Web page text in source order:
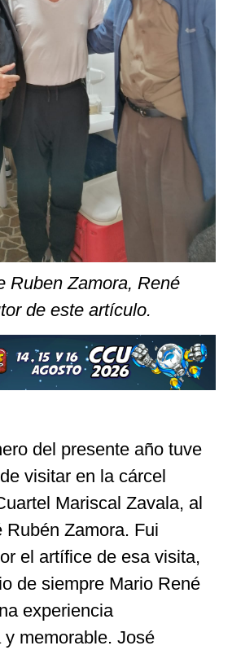
Ruben Zamora, René
de este artículo.
del presente año tuve
visitar en la cárcel
Mariscal Zavala, al
Rubén Zamora. Fui
el artífice de esa visita,
de siempre Mario René
experiencia
y memorable. José